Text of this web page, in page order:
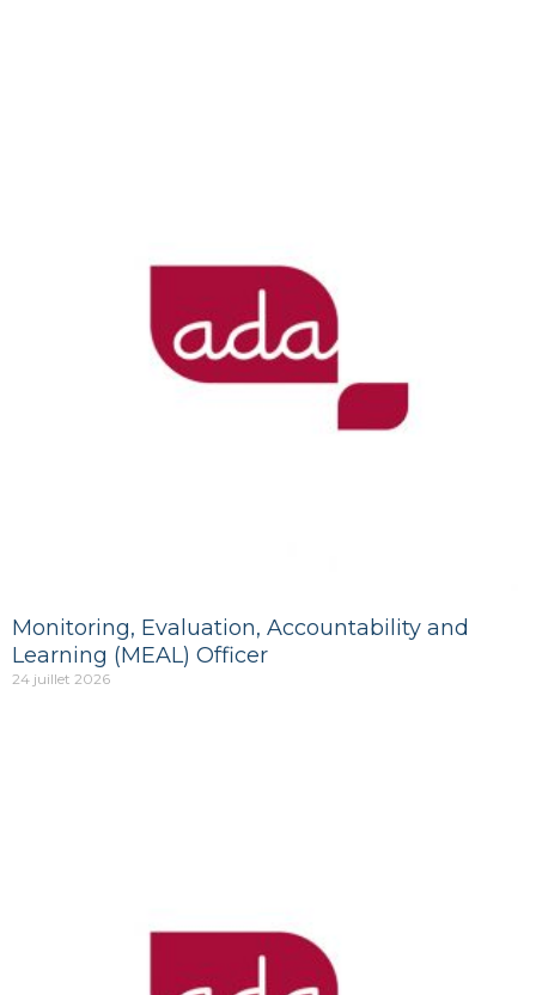
Monitoring, Evaluation, Accountability and
Learning (MEAL) Officer
24 juillet 2026